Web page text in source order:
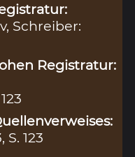
Schreiber:
Registratur:
123